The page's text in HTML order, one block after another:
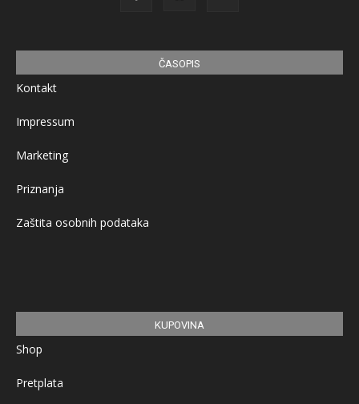
ČASOPIS
Kontakt
Impressum
Marketing
Priznanja
Zaštita osobnih podataka
KUPOVINA
Shop
Pretplata